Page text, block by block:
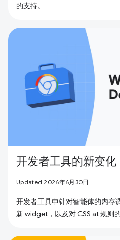
的支持。
开发者工具的新变化
Updated 2026年6月30日
开发者工具中针对智能体的内存
新 widget，以及对 CSS at 规则